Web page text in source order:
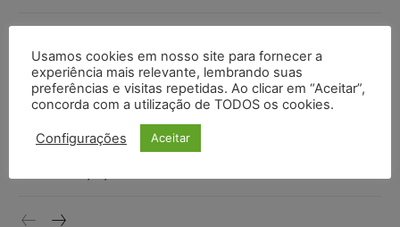
novos para pessoas com deficiência e autistas de todos os
níveis
DIREITO TRIBUTÁRIO 07/08/2026
Justiça do Trabalho mantém justa causa de empregado que
vendia canetas emagrecedoras no local de trabalho
Usamos cookies em nosso site para fornecer a
experiência mais relevante, lembrando suas
preferências e visitas repetidas. Ao clicar em “Aceitar”,
concorda com a utilização de TODOS os cookies.
Configurações Aceitar